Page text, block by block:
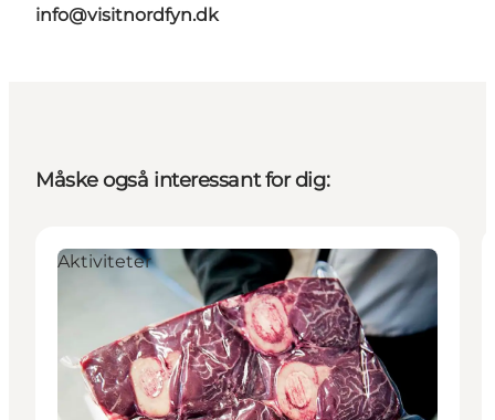
info@visitnordfyn.dk
Måske også interessant for dig:
Aktiviteter